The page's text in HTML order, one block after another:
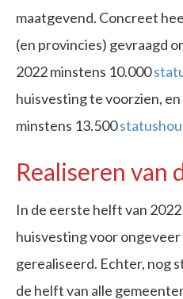
maatgevend. Concreet
(en provincies) gevraagd
2022 minstens 10.000
huisvesting te voorzien,
minstens 13.500
Realiseren van
In de eerste helft van
huisvesting voor
gerealiseerd. Echter, nog
de helft van alle